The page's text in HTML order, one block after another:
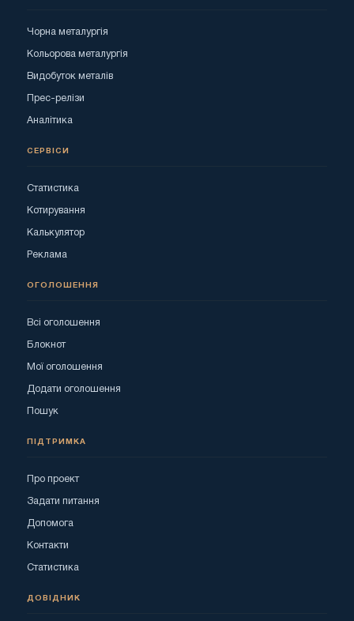
Чорна металургія
Кольорова металургія
Видобуток металів
Прес-релізи
Аналітика
СЕРВІСИ
Статистика
Котирування
Калькулятор
Реклама
ОГОЛОШЕННЯ
Всі оголошення
Блокнот
Мої оголошення
Додати оголошення
Пошук
ПІДТРИМКА
Про проект
Задати питання
Допомога
Контакти
Статистика
ДОВІДНИК